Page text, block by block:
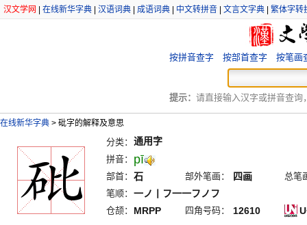
汉文学网 在线新华字典 汉语词典 成语词典 中文转拼音 文言文字典 繁体字转
按拼音查字 按部首查字 按笔画
提示： 请直接输入汉字或拼音查询
在线新华字典 > 砒字的解释及意思
分类： 通用字
拼音： pī
部首： 石 部外笔画： 四画
总笔
笔顺： 一ノ丨フ一一フノフ
仓颉： MRPP 四角号码： 12610